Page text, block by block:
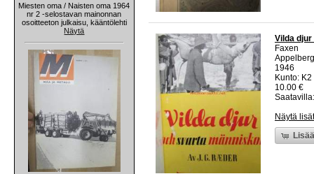
Miesten oma / Naisten oma 1964
nr 2 -selostavan mainonnan
osoitteeton julkaisu, kääntölehti
Näytä
Vilda
Faxen
1946
Kunto:
10.00 €
Näytä